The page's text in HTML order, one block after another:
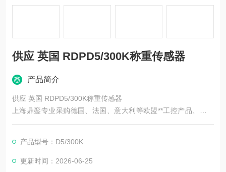
供应 英国 RDPD5/300K称重传感器
产品简介
供应 英国 RDPD5/300K称重传感器
上海鼎銮专业采购德国、法国、意大利等欧盟**工控产品、源头
供应欧洲工控备件
1、总部位于德国杜塞尔多夫-全**工业产品的重要工业城、德国
工业的大动脉
产品型号：D5/300K
更新时间：2026-06-25